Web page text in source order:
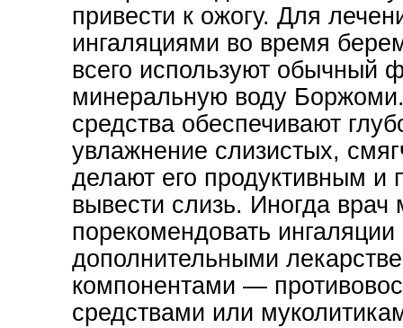
привести к ожогу. Для
ингаляциями во время
всего используют обычный
минеральную воду
средства обеспечивают
увлажнение слизистых,
делают его продуктивным и
вывести слизь. Иногда врач
порекомендовать ингаляции
дополнительными
компонентами —
средствами или